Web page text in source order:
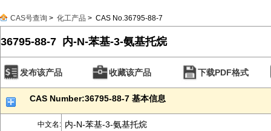
CAS号查询 > 化工产品 > CAS No.36795-88-7
36795-88-7 内-N-苯基-3-氨基托烷
发布该产品 收藏该产品 下载PDF格式
CAS Number:36795-88-7 基本信息
中文名: 内-N-苯基-3-氨基托烷